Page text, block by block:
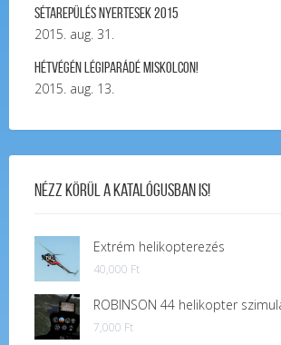
Sétarepülés nyertesek 2015
2015. aug. 31.
Hétvégén légiparádé Miskolcon!
2015. aug. 13.
Nézz körül a katalógusban is!
Extrém helikopterezés
40,000 Ft
ROBINSON 44 helikopter
7,000 Ft